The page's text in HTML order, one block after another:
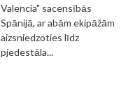
Valencia" sacensībās
Spānijā, ar abām ekipāžām
aizsniedzoties līdz
pjedestāla...